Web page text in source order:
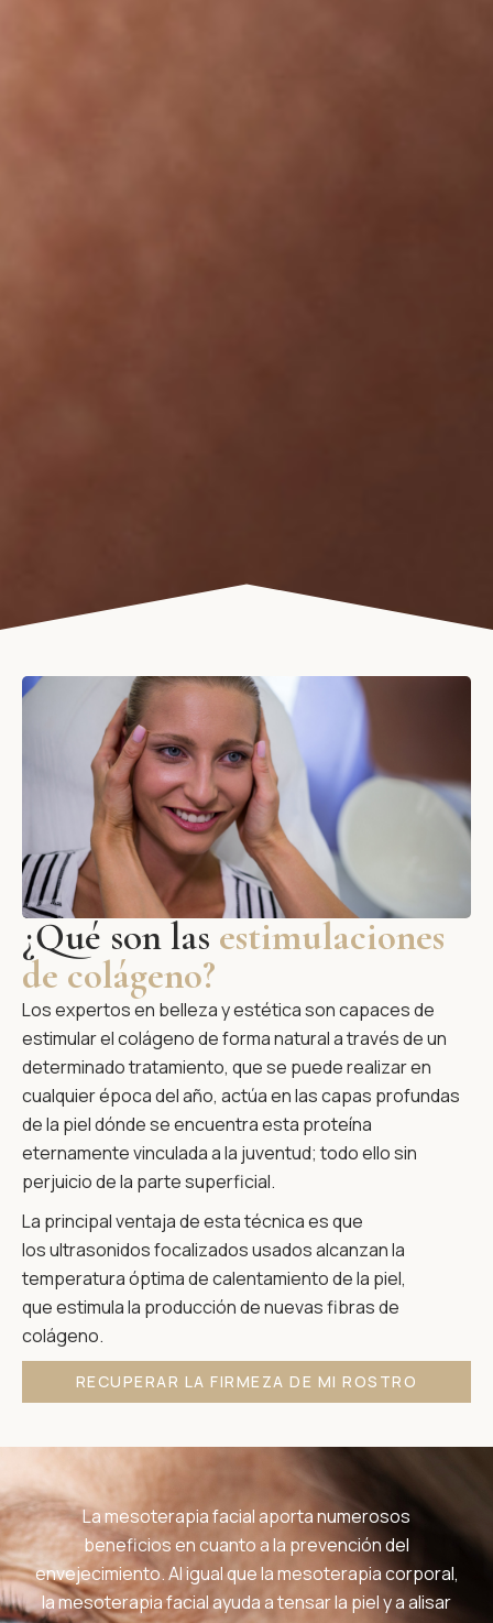
¿Qué son las estimulaciones
de colágeno?
Los expertos en belleza y estética son capaces de
estimular el colágeno de forma natural a través de un
determinado tratamiento, que se puede realizar en
cualquier época del año, actúa en las capas profundas
de la piel dónde se encuentra esta proteína
eternamente vinculada a la juventud; todo ello sin
perjuicio de la parte superficial.
La principal ventaja de esta técnica es que
los ultrasonidos focalizados usados alcanzan la
temperatura óptima de calentamiento de la piel,
que estimula la producción de nuevas fibras de
colágeno.
RECUPERAR LA FIRMEZA DE MI ROSTRO
La mesoterapia facial aporta numerosos
beneficios en cuanto a la prevención del
envejecimiento. Al igual que la mesoterapia corporal,
la mesoterapia facial ayuda a tensar la piel y a alisar